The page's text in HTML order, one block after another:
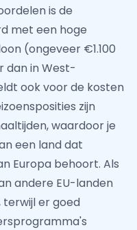
is de
met een hoge
(ongeveer €1.100
dan in West-
ook voor de kosten
zijn
waardoor je
een land dat
Europa behoort. Als
andere EU-landen
terwijl er goed